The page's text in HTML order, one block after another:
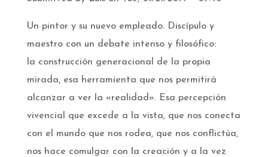
Un pintor y su nuevo empleado. Discípulo y
maestro con un debate intenso y filosófico:
la construcción generacional de la propia
mirada, esa herramienta que nos permitirá
alcanzar a ver la «realidad». Esa percepción
vivencial que excede a la vista, que nos conecta
con el mundo que nos rodea, que nos conflictúa,
nos hace comulgar con la creación y a la vez